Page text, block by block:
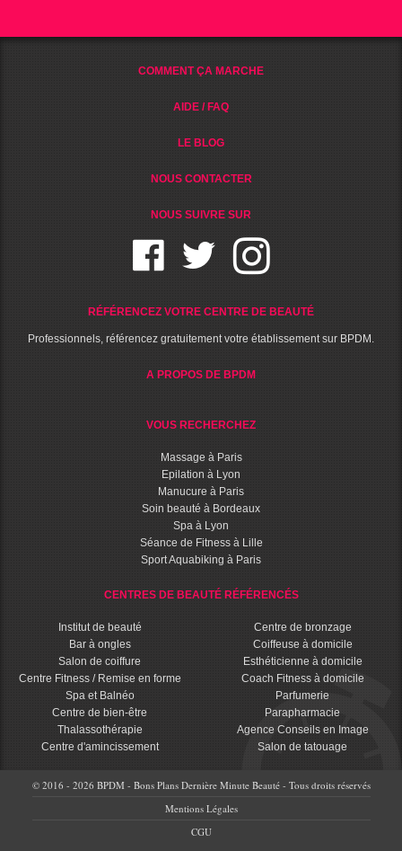
COMMENT ÇA MARCHE
AIDE / FAQ
LE BLOG
NOUS CONTACTER
NOUS SUIVRE SUR
RÉFÉRENCEZ VOTRE CENTRE DE BEAUTÉ
Professionnels, référencez gratuitement votre établissement sur BPDM.
A PROPOS DE BPDM
VOUS RECHERCHEZ
Massage à Paris
Epilation à Lyon
Manucure à Paris
Soin beauté à Bordeaux
Spa à Lyon
Séance de Fitness à Lille
Sport Aquabiking à Paris
CENTRES DE BEAUTÉ RÉFÉRENCÉS
Institut de beauté
Bar à ongles
Salon de coiffure
Centre Fitness / Remise en forme
Spa et Balnéo
Centre de bien-être
Thalassothérapie
Centre d'amincissement
Centre de bronzage
Coiffeuse à domicile
Esthéticienne à domicile
Coach Fitness à domicile
Parfumerie
Parapharmacie
Agence Conseils en Image
Salon de tatouage
© 2016 - 2026 BPDM - Bons Plans Dernière Minute Beauté - Tous droits réservés
Mentions Légales
CGU